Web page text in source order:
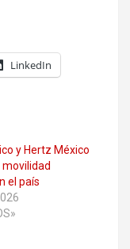
LinkedIn
y Hertz México
movilidad
el país